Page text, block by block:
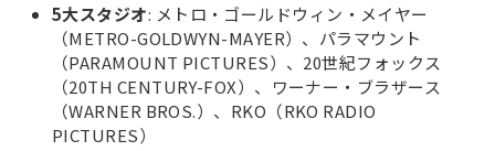
5大スタジオ: メトロ・ゴールドウィン・メイヤー
（METRO-GOLDWYN-MAYER）、パラマウント
（PARAMOUNT PICTURES）、20世紀フォックス
（20TH CENTURY-FOX）、ワーナー・ブラザース
（WARNER BROS.）、RKO（RKO RADIO
PICTURES）